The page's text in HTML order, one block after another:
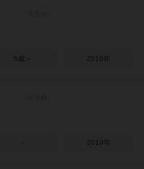
6歳～ 2016年
2019年